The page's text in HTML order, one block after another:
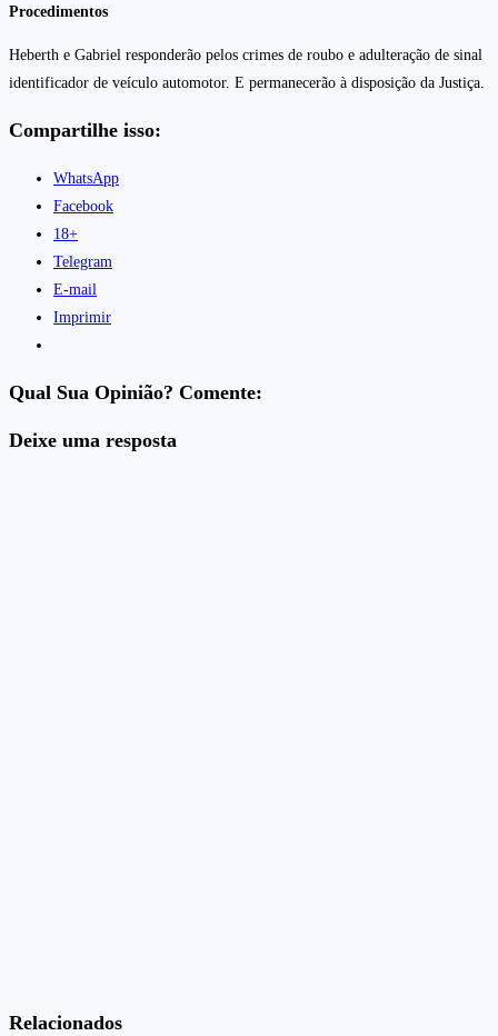
Procedimentos
Heberth e Gabriel responderão pelos crimes de roubo e adulteração de sinal
identificador de veículo automotor. E permanecerão à disposição da Justiça.
Compartilhe isso:
WhatsApp
Facebook
18+
Telegram
E-mail
Imprimir
Qual Sua Opinião? Comente:
Deixe uma resposta
Relacionados